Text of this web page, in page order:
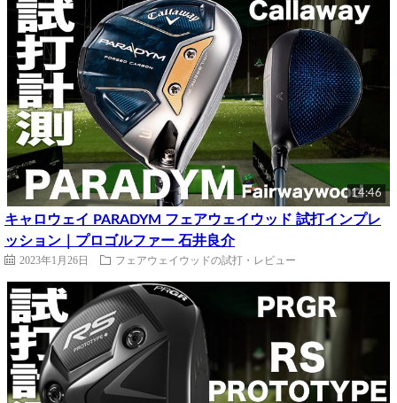
14:46
キャロウェイ PARADYM フェアウェイウッド 試打インプレ
ッション｜プロゴルファー 石井良介
2023年1月26日 フェアウェイウッドの試打・レビュー